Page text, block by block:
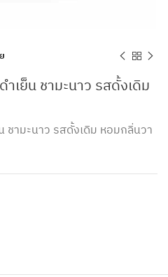
ำเย็น ชามะนาว รสดั้งเดิม
ชามะนาว รสดั้งเดิม หอมกลิ่นวา